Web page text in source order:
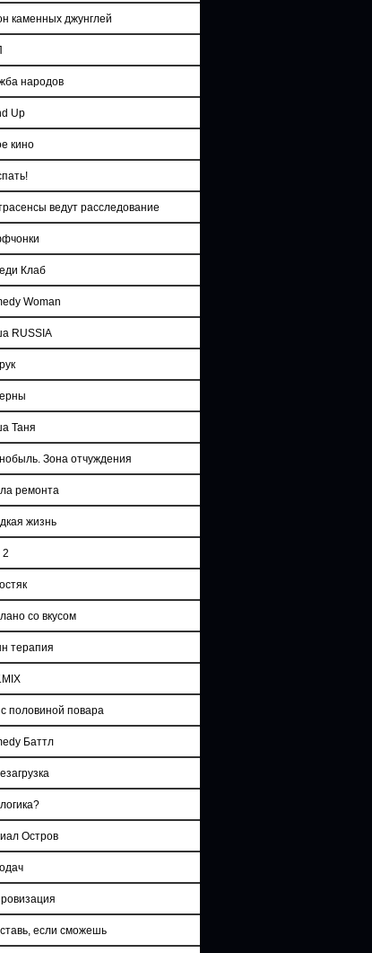
каменных джунглей
народов
Up
кино
ведут расследование
Клаб
Woman
RUSSIA
Таня
Зона отчуждения
ремонта
жизнь
2
со вкусом
терапия
половиной повара
Баттл
Остров
если сможешь